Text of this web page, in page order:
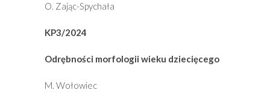
O. Zając-Spychała
KP3/2024
Odrębności morfologii wieku dziecięcego
M. Wołowiec